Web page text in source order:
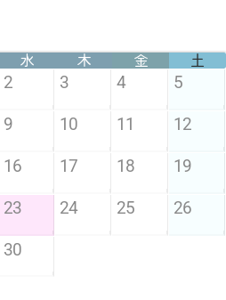
2 3 4 5
9 10 11 12
16 17 18 19
23 24 25 26
30
水 木 金 土